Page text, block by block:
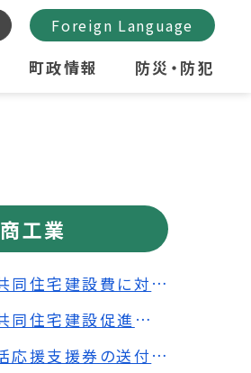
町政情報 防災・防犯
Foreign Language
商工業
民間賃貸共同住宅建設費に対する補助金申請の受付期間を延長します。
民間賃貸共同住宅建設促進事業補助金のご案内
共和町生活応援支援券の送付について（Tiếng Việt）